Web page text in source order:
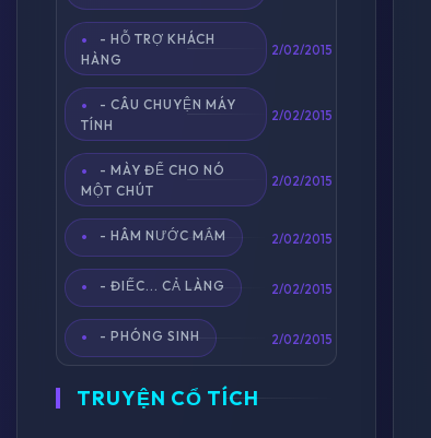
- HỖ TRỢ KHÁCH
HÀNG
2/02/2015
- CÂU CHUYỆN MÁY
TÍNH
2/02/2015
- MÀY ĐỂ CHO NÓ
MỘT CHÚT
2/02/2015
- HÂM NƯỚC MẮM 2/02/2015
- ĐIẾC... CẢ LÀNG 2/02/2015
- PHÓNG SINH 2/02/2015
TRUYỆN CỔ TÍCH